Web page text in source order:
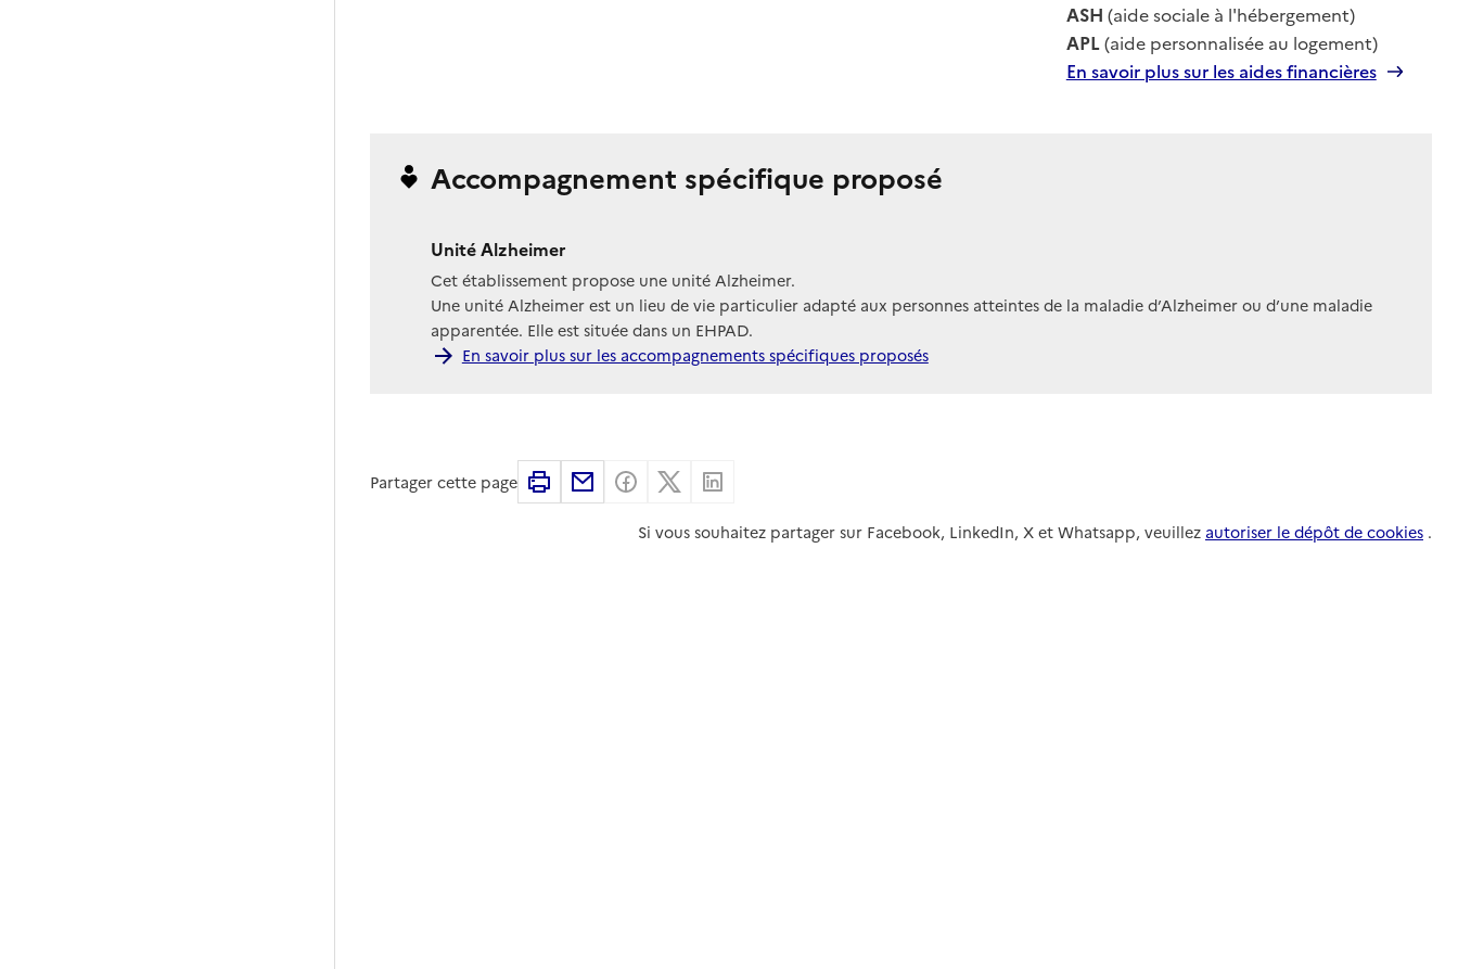
ASH (aide sociale à l'hébergement)
APL(aide personnalisée au logement)
En savoir plus sur les aides financières
Accompagnement spécifique proposé
Unité Alzheimer
Cet établissement propose une unité Alzheimer.
Une unité Alzheimer est un lieu de vie particulier adapté aux personnes atteintes de la maladie d’Alzheimer ou d’une maladie
apparentée. Elle est située dans un EHPAD.
En savoir plus sur les accompagnements spécifiques proposés
Partager cette page ImprimerPartager par email
Partager sur Facebook
Partager sur X
Si vous souhaitez partager sur Facebook, LinkedIn, X et Whatsapp, veuillez autoriser le dépôt de cookies .